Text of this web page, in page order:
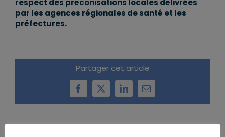
respect des préconisations locales délivrées
par les agences régionales de santé et les
préfectures.
Partager cet article
Facebook
X LinkedInEmail